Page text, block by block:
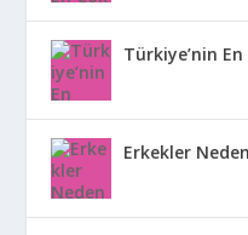
Türkiye’nin
Erkekler